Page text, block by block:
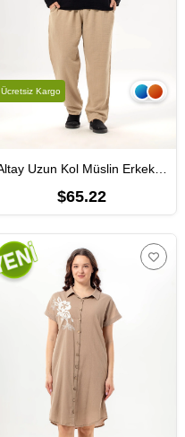
Altay Uzun Kol Müslin Erkek Tişört | Yazlık Erkek Tshirt Siyah Syh
$65.22
Ücretsiz Kargo